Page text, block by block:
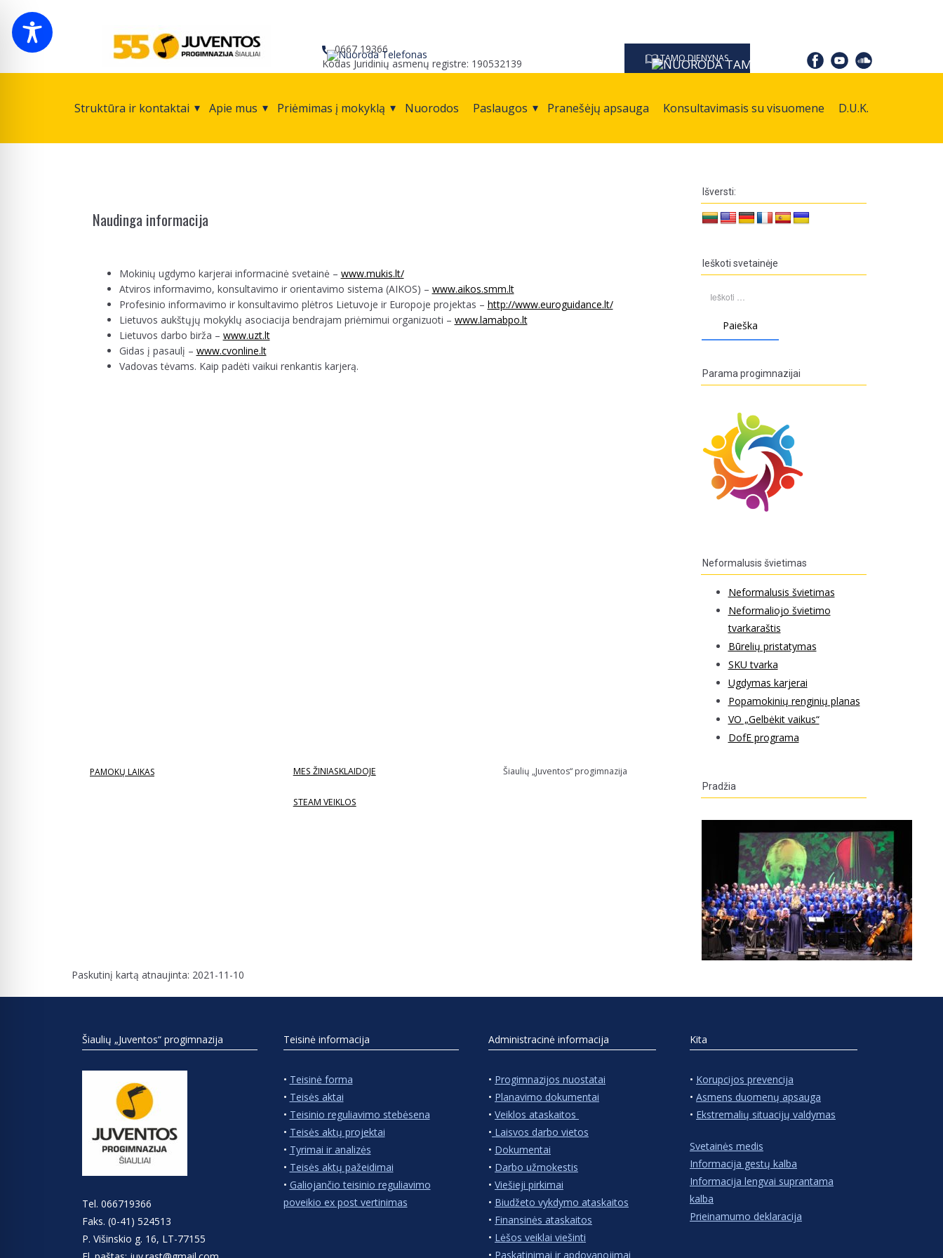
TAMO DIENYNAS
0667 19366
Kodas Juridinių asmenų registre: 190532139
Struktūra ir kontaktai Apie mus Priėmimas į mokyklą Nuorodos Paslaugos Pranešėjų apsauga Konsultavimasis su visuomene D.U.K.
Naudinga informacija
Mokinių ugdymo karjerai informacinė svetainė – www.mukis.lt/
Atviros informavimo, konsultavimo ir orientavimo sistema (AIKOS) – www.aikos.smm.lt
Profesinio informavimo ir konsultavimo plėtros Lietuvoje ir Europoje projektas – http://www.euroguidance.lt/
Lietuvos aukštųjų mokyklų asociacija bendrajam priėmimui organizuoti – www.lamabpo.lt
Lietuvos darbo birža – www.uzt.lt
Gidas į pasaulį – www.cvonline.lt
Vadovas tėvams. Kaip padėti vaikui renkantis karjerą.
PAMOKŲ LAIKAS MES ŽINIASKLAIDOJE
STEAM VEIKLOS
Šiaulių „Juventos“ progimnazija
Paskutinį kartą atnaujinta: 2021-11-10
Išversti:
Ieškoti svetainėje
Parama progimnazijai
Neformalusis švietimas
Neformalusis švietimas
Neformaliojo švietimo
tvarkaraštis
Būrelių pristatymas
SKU tvarka
Ugdymas karjerai
Popamokinių renginių planas
VO „Gelbėkit vaikus“
DofE programa
Pradžia
Šiaulių „Juventos“ progimnazija
Tel. 066719366
Faks. (0-41) 524513
P. Višinskio g. 16, LT-77155
Teisinė informacija
• Teisinė forma
• Teisės aktai
• Teisinio reguliavimo stebėsena
• Teisės aktų projektai
• Tyrimai ir analizės
• Teisės aktų pažeidimai
• Galiojančio teisinio reguliavimo
poveikio ex post vertinimas
Administracinė informacija
• Progimnazijos nuostatai
• Planavimo dokumentai
• Veiklos ataskaitos
• Laisvos darbo vietos
• Dokumentai
• Darbo užmokestis
• Viešieji pirkimai
• Biudžeto vykdymo ataskaitos
• Finansinės ataskaitos
• Lėšos veiklai viešinti
• Paskatinimai ir apdovanojimai
Kita
• Korupcijos prevencija
• Asmens duomenų apsauga
• Ekstremalių situacijų valdymas
Svetainės medis
Informacija gestų kalba
Informacija lengvai suprantama
kalba
Prieinamumo deklaracija